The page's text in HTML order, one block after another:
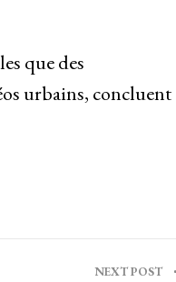
que des
urbains, concluent
NEXT POST